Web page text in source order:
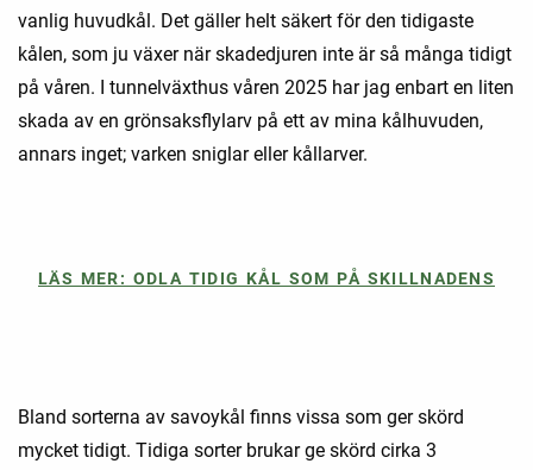
vanlig huvudkål. Det gäller helt säkert för den tidigaste
kålen, som ju växer när skadedjuren inte är så många tidigt
på våren. I tunnelväxthus våren 2025 har jag enbart en liten
skada av en grönsaksflylarv på ett av mina kålhuvuden,
annars inget; varken sniglar eller kållarver.
LÄS MER: ODLA TIDIG KÅL SOM PÅ SKILLNADENS
Bland sorterna av savoykål finns vissa som ger skörd
mycket tidigt. Tidiga sorter brukar ge skörd cirka 3